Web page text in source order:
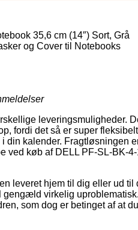
35,6 cm (14″) Sort, Grå
og Cover til Notebooks
leveringsmuligheder.
fordi det så er super
kalender. Fragtløsningen
ved køb af DELL PF-SL-BK-
leveret hjem til dig eller ud
virkelig
som dog er betinget af at